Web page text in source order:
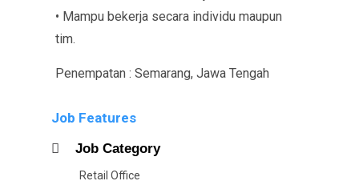
• Mampu bekerja secara individu maupun
tim.
Penempatan : Semarang, Jawa Tengah
Job Features
Job Category
Retail Office